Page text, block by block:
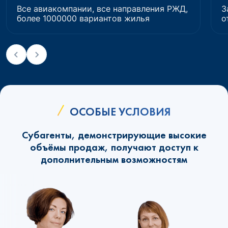
Все авиакомпании, все направления РЖД,
более 1000000 вариантов жилья
ОСОБЫЕ УСЛОВИЯ
Субагенты, демонстрирующие высокие
объёмы продаж, получают доступ к
дополнительным возможностям